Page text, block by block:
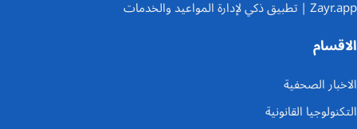
Zayr.app | تطبيق ذكي لإدارة المواعيد والخدمات
الاقسام
الاخبار الصحفية
التكنولوجيا القانونية